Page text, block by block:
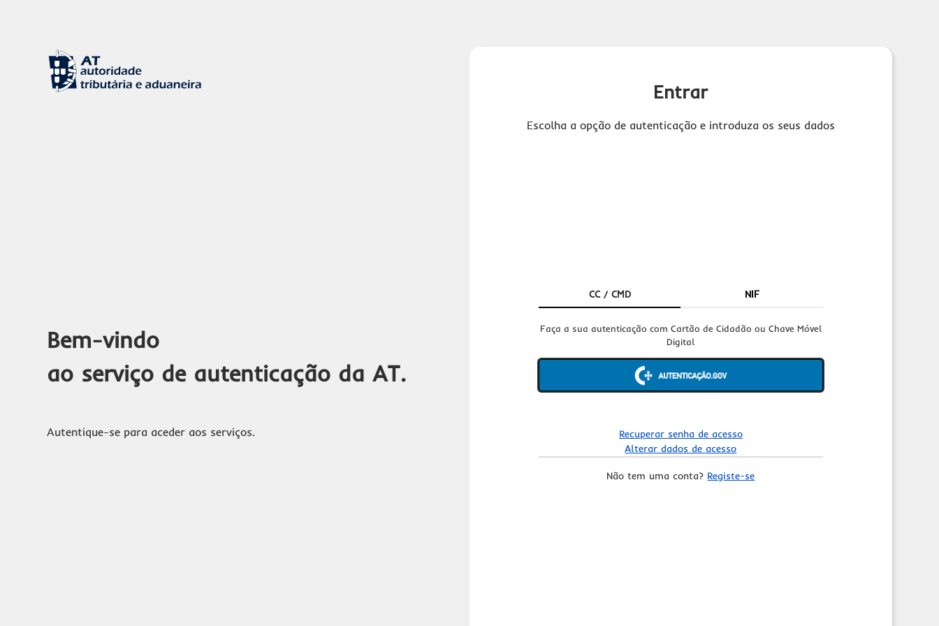
Bem-vindo
ao serviço de autenticação da AT.
Autentique-se para aceder aos serviços.
Entrar
Escolha a opção de autenticação e introduza os seus dados
CC / CMD NIF
Faça a sua autenticação com Cartão de Cidadão ou Chave Móvel
Digital
Recuperar senha de acesso
Alterar dados de acesso
Não tem uma conta? Registe-se